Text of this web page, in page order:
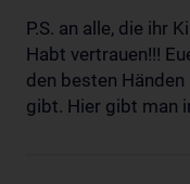
P.S. an alle, die ihr
Habt vertrauen!!!
den besten Händen
gibt. Hier gibt man